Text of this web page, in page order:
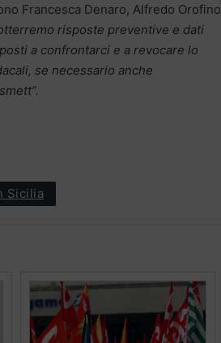
Francesca Denaro, Alfredo Orofino
risposte preventive e dati
a confrontarci e a revocare lo
se necessario anche
Sicilia